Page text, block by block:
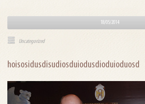
18/05/2014
Uncategorized
hoisosidusdisudiosduiodusdioduioduosd